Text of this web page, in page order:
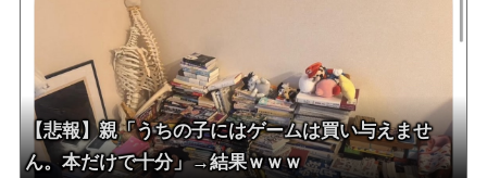
【悲報】親「うちの子にはゲームは買い与えませ
ん。本だけで十分」→結果ｗｗｗ